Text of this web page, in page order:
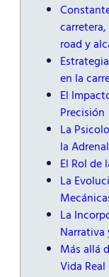
road y
en la
El
Precisión
La
la
El Rol de
La
La
Narrativa
Más allá
Vida Real